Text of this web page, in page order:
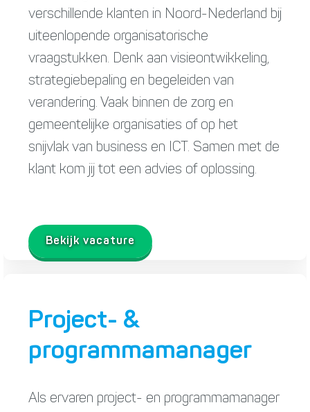
verschillende klanten in Noord-Nederland bij
uiteenlopende organisatorische
vraagstukken. Denk aan visieontwikkeling,
strategiebepaling en begeleiden van
verandering. Vaak binnen de zorg en
gemeentelijke organisaties of op het
snijvlak van business en ICT. Samen met de
klant kom jij tot een advies of oplossing.
Bekijk vacature
Project- &
programmamanager
Als ervaren project- en programmamanager